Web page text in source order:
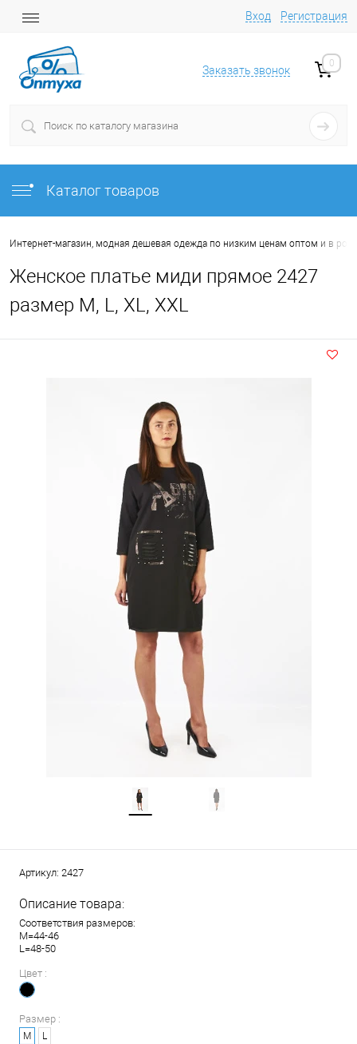
Вход Регистрация
Заказать звонок
0
Каталог товаров
Интернет-магазин, модная дешевая одежда по низким ценам оптом и в
Женское платье миди прямое 2427
размер M, L, XL, XXL
Артикул: 2427
Описание товара:
Соответствия размеров:
M=44-46
L=48-50
Цвет :
Размер :
M L